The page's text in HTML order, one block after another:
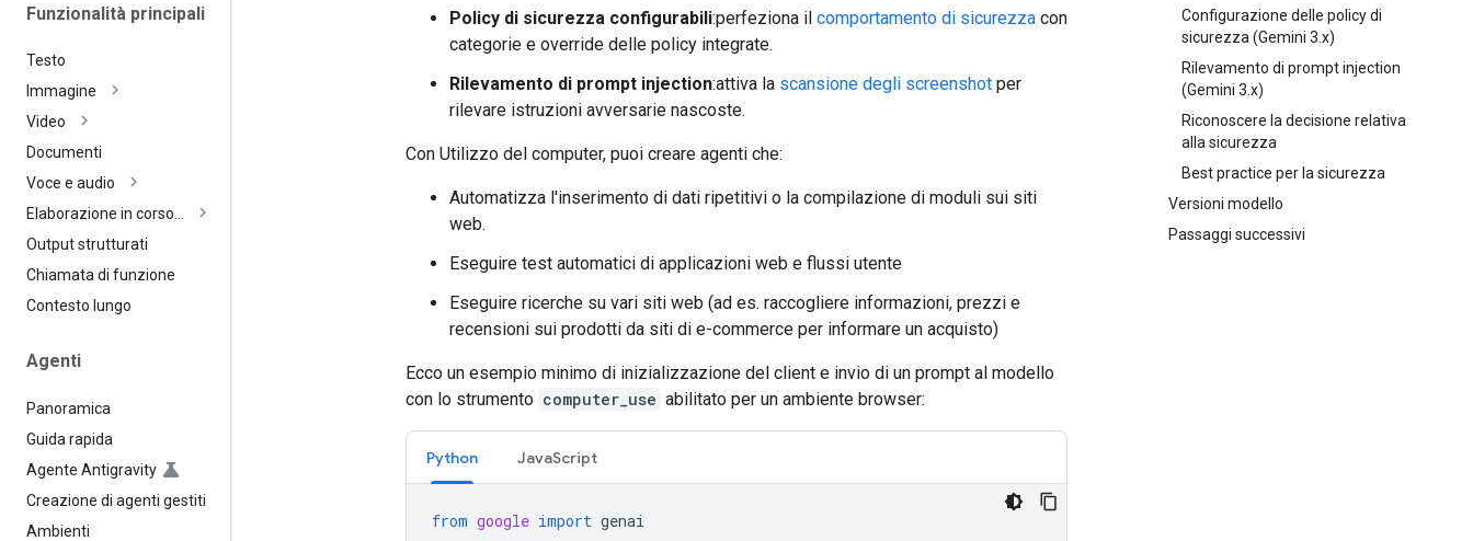
Funzionalità principali
Testo
Immagine
Video
Documenti
Voce e audio
Elaborazione in corso…
Output strutturati
Chiamata di funzione
Contesto lungo
Agenti
Panoramica
Guida rapida
Agente Antigravity
Creazione di agenti gestiti
Ambienti
Configurazione delle policy di
sicurezza (Gemini 3.x)
Rilevamento di prompt injection
(Gemini 3.x)
Riconoscere la decisione relativa
alla sicurezza
Best practice per la sicurezza
Versioni modello
Passaggi successivi
Policy di sicurezza configurabili:perfeziona il comportamento di sicurezza con
categorie e override delle policy integrate.
Rilevamento di prompt injection:attiva la scansione degli screenshot per
rilevare istruzioni avversarie nascoste.
Con Utilizzo del computer, puoi creare agenti che:
Automatizza l'inserimento di dati ripetitivi o la compilazione di moduli sui siti
web.
Eseguire test automatici di applicazioni web e flussi utente
Eseguire ricerche su vari siti web (ad es. raccogliere informazioni, prezzi e
recensioni sui prodotti da siti di e-commerce per informare un acquisto)
Ecco un esempio minimo di inizializzazione del client e invio di un prompt al modello
con lo strumento computer_use abilitato per un ambiente browser:
Python JavaScript
from google import genai